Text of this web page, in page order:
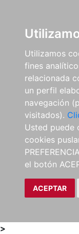
Utilizamos
fines
relacionada
un perfil
navegación
visitados).
Usted puede
cookies
el botón
ACEPTAR
>